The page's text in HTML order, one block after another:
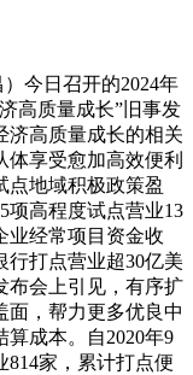
今日召开的2024年
高质量成长”旧事发
济高质量成长的相关
体享受愈加高效便利
点地域积极政策盈
项高程度试点营业13
业经常项目资金收
行打点营业超30亿美
布会上引见，有序扩
面，帮力更多优良中
成本。自2020年9
814家，累计打点便